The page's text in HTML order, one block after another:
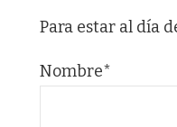
Para estar al día
Nombre*